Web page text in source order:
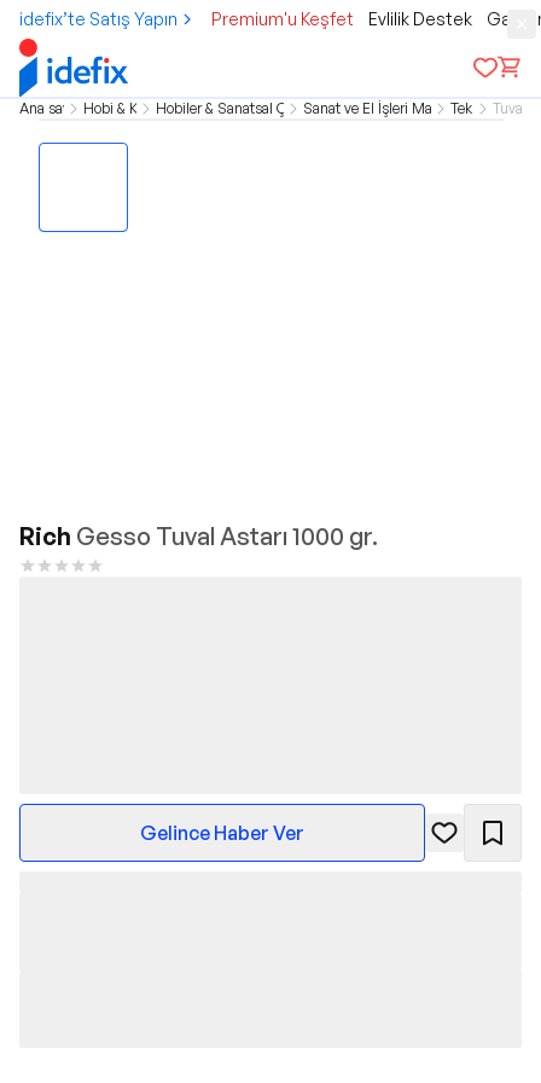
idefix’te Satış Yapın Premium'u Keşfet Evlilik Destek
Ana sayfa Hobi & KültürHobiler & Sanatsal ÇalışmalarSanat ve El İşleri Malzemeleri
Tekstil Tuvaller
Rich Gesso Tuval Astarı 1000 gr.
Gelince Haber Ver